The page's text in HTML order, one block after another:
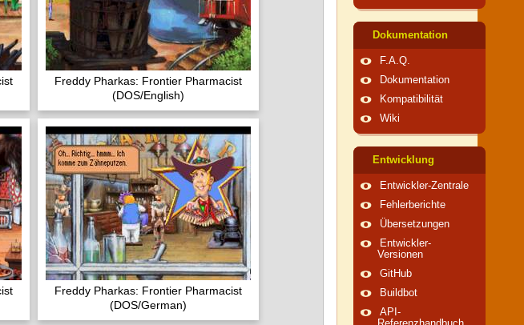
Freddy Pharkas: Frontier Pharmacist
(DOS/English)
Freddy Pharkas: Frontier Pharmacist
(DOS/German)
Dokumentation
F.A.Q.
Dokumentation
Kompatibilität
Wiki
Entwicklung
Entwickler-Zentrale
Fehlerberichte
Übersetzungen
Entwickler-
Versionen
GitHub
Buildbot
API-